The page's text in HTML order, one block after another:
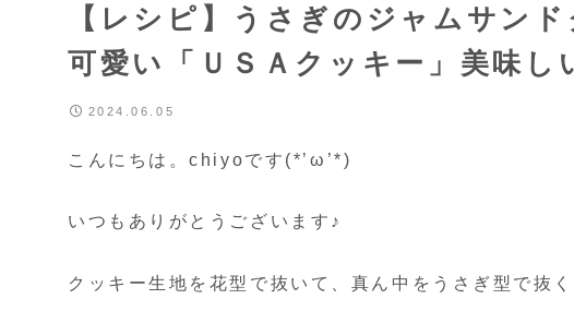
【レシピ】うさぎのジャムサン
可愛い「ＵＳＡクッキー」美味し
2024.06.05
こんにちは。chiyoです(*’ω’*)
いつもありがとうございます♪
クッキー生地を花型で抜いて、真ん中をうさぎ型で抜く